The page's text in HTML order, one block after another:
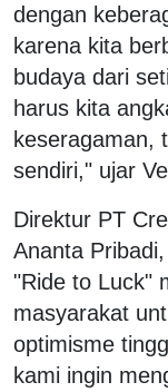
dengan
karena kita
budaya dari
harus kita
keseragaman,
sendiri," ujar
Direktur PT
Ananta
"Ride to Luck"
masyarakat
optimisme
kami ingin